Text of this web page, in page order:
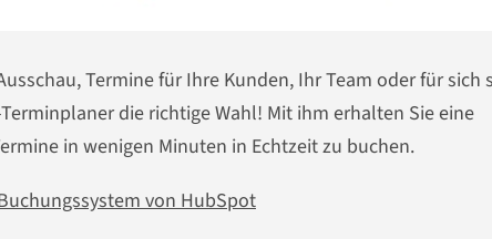
Termine für Ihre Kunden, Ihr Team oder für sich
die richtige Wahl! Mit ihm erhalten Sie eine
in wenigen Minuten in Echtzeit zu buchen.
von HubSpot